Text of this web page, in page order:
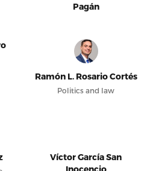
Pagán
Ramón L. Rosario Cortés
Politics and law
Víctor García San
Inocencio